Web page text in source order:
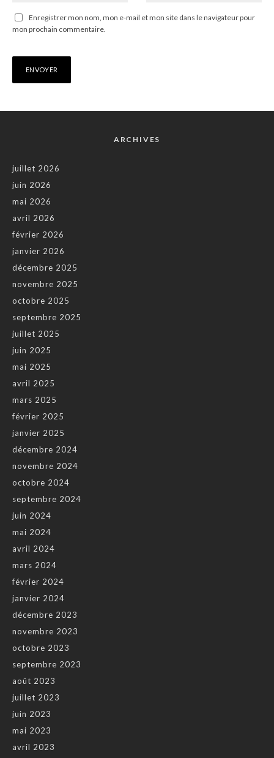
Enregistrer mon nom, mon e-mail et mon site dans le navigateur pour
mon prochain commentaire.
ARCHIVES
juillet 2026
juin 2026
mai 2026
avril 2026
février 2026
janvier 2026
décembre 2025
novembre 2025
octobre 2025
septembre 2025
juillet 2025
juin 2025
mai 2025
avril 2025
mars 2025
février 2025
janvier 2025
décembre 2024
novembre 2024
octobre 2024
septembre 2024
juin 2024
mai 2024
avril 2024
mars 2024
février 2024
janvier 2024
décembre 2023
novembre 2023
octobre 2023
septembre 2023
août 2023
juillet 2023
juin 2023
mai 2023
avril 2023